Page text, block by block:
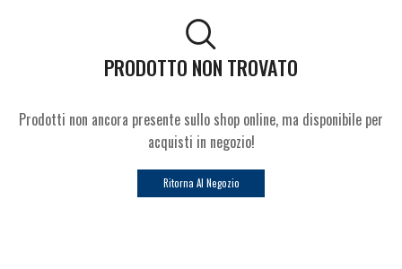
PRODOTTO NON TROVATO
Prodotti non ancora presente sullo shop online, ma disponibile per
acquisti in negozio!
Ritorna Al Negozio